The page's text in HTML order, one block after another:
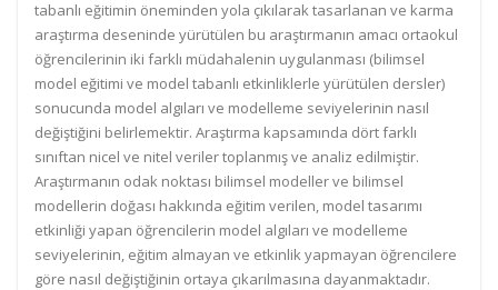
tabanlı eğitimin öneminden yola çıkılarak tasarlanan ve karma
araştırma deseninde yürütülen bu araştırmanın amacı ortaokul
öğrencilerinin iki farklı müdahalenin uygulanması (bilimsel
model eğitimi ve model tabanlı etkinliklerle yürütülen dersler)
sonucunda model algıları ve modelleme seviyelerinin nasıl
değiştiğini belirlemektir. Araştırma kapsamında dört farklı
sınıftan nicel ve nitel veriler toplanmış ve analiz edilmiştir.
Araştırmanın odak noktası bilimsel modeller ve bilimsel
modellerin doğası hakkında eğitim verilen, model tasarımı
etkinliği yapan öğrencilerin model algıları ve modelleme
seviyelerinin, eğitim almayan ve etkinlik yapmayan öğrencilere
göre nasıl değiştiğinin ortaya çıkarılmasına dayanmaktadır.